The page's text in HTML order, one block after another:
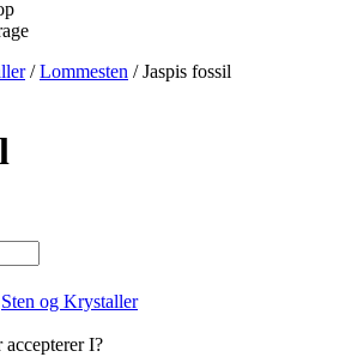
/Lommesten / Jaspis fossil
Sten og Krystaller
I?